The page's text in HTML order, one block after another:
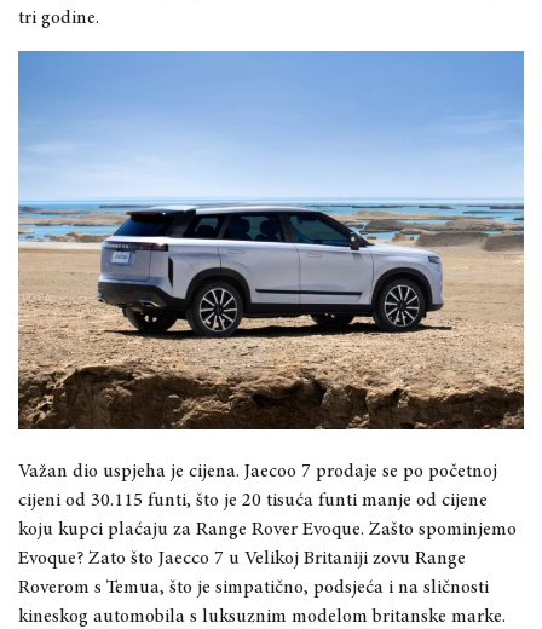
tri godine.
Važan dio uspjeha je cijena. Jaecoo 7 prodaje se po početnoj
cijeni od 30.115 funti, što je 20 tisuća funti manje od cijene
koju kupci plaćaju za Range Rover Evoque. Zašto spominjemo
Evoque? Zato što Jaecco 7 u Velikoj Britaniji zovu Range
Roverom s Temua, što je simpatično, podsjeća i na sličnosti
kineskog automobila s luksuznim modelom britanske marke.